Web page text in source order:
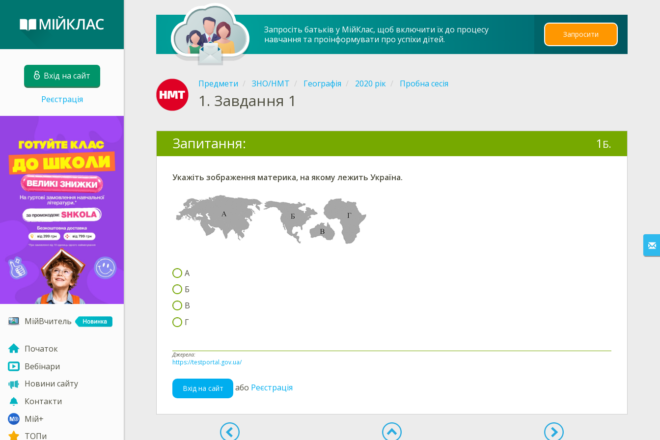
Вхід на сайт
Реєстрація
МійВчитель
Початок
Вебінари
Новини сайту
Контакти
Мій+
ТОПи
Запросіть батьків у МійКлас, щоб включити їх до процесу
навчання та проінформувати про успіхи дітей.
Запросити
Предмети ЗНО/НМТ Географія 2020 рік Пробна сесія
1. Завдання 1
Запитання: 1 Б.
Укажіть зображення материка, на якому лежить Україна.
А
Б
В
Г
Джерела:
https://testportal.gov.ua/
Вхід на сайт або Реєстрація